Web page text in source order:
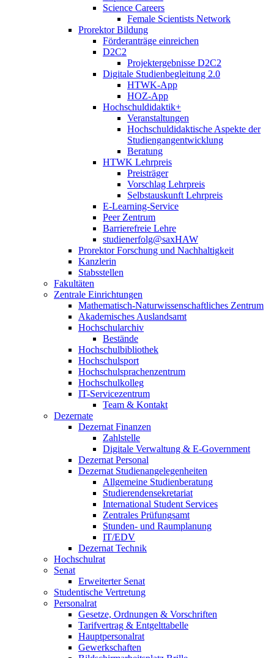
Science Careers
Female Scientists Network
Prorektor Bildung
Förderanträge einreichen
D2C2
Projektergebnisse D2C2
Digitale Studienbegleitung 2.0
HTWK-App
HOZ-App
Hochschuldidaktik+
Veranstaltungen
Hochschuldidaktische Aspekte der
Studiengangentwicklung
Beratung
HTWK Lehrpreis
Preisträger
Vorschlag Lehrpreis
Selbstauskunft Lehrpreis
E-Learning-Service
Peer Zentrum
Barrierefreie Lehre
studienerfolg@saxHAW
Prorektor Forschung und Nachhaltigkeit
Kanzlerin
Stabsstellen
Fakultäten
Zentrale Einrichtungen
Mathematisch-Naturwissenschaftliches Zentrum
Akademisches Auslandsamt
Hochschularchiv
Bestände
Hochschulbibliothek
Hochschulsport
Hochschulsprachenzentrum
Hochschulkolleg
IT-Servicezentrum
Team & Kontakt
Dezernate
Dezernat Finanzen
Zahlstelle
Digitale Verwaltung & E-Government
Dezernat Personal
Dezernat Studienangelegenheiten
Allgemeine Studienberatung
Studierendensekretariat
International Student Services
Zentrales Prüfungsamt
Stunden- und Raumplanung
IT/EDV
Dezernat Technik
Hochschulrat
Senat
Erweiterter Senat
Studentische Vertretung
Personalrat
Gesetze, Ordnungen & Vorschriften
Tarifvertrag & Entgelttabelle
Hauptpersonalrat
Gewerkschaften